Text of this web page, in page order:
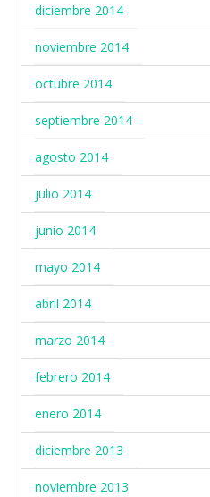
diciembre 2014
noviembre 2014
octubre 2014
septiembre 2014
agosto 2014
julio 2014
junio 2014
mayo 2014
abril 2014
marzo 2014
febrero 2014
enero 2014
diciembre 2013
noviembre 2013